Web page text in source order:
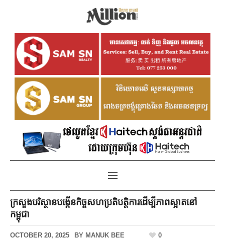
ក្រសួងបរិស្ថានបង្កើនកិច្ចសហប្រតិបត្តិការដើម្បីភាពស្អាតនៅ
កម្ពុជា
OCTOBER 20, 2025 BY MANUK BEE 0